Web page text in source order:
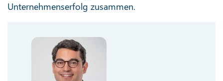
Unternehmenserfolg zusammen.